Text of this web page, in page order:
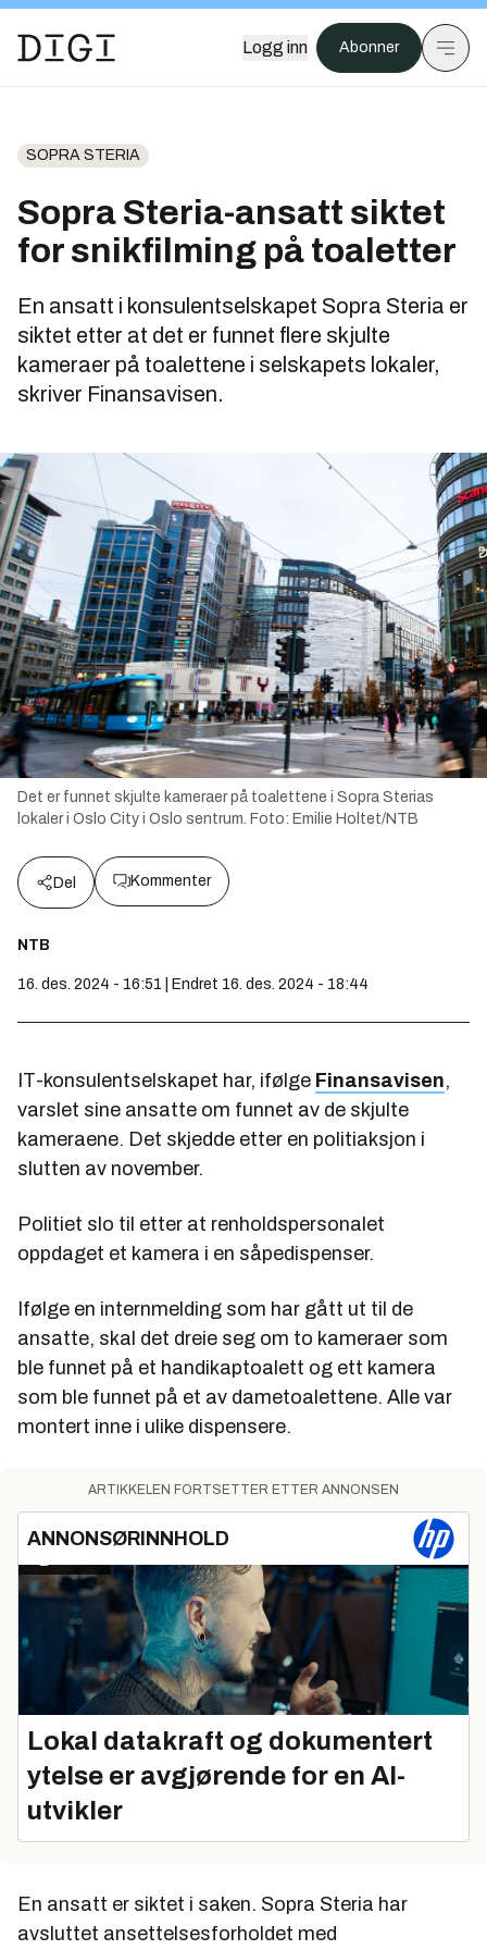
Logg inn Abonner
SOPRA STERIA
Sopra Steria-ansatt siktet
for snikfilming på toaletter
En ansatt i konsulentselskapet Sopra Steria er
siktet etter at det er funnet flere skjulte
kameraer på toalettene i selskapets lokaler,
skriver Finansavisen.
Det er funnet skjulte kameraer på toalettene i Sopra Sterias
lokaler i Oslo City i Oslo sentrum. Foto: Emilie Holtet/NTB
Del Kommenter
NTB
16. des. 2024 - 16:51 | Endret 16. des. 2024 - 18:44
IT-konsulentselskapet har, ifølge Finansavisen,
varslet sine ansatte om funnet av de skjulte
kameraene. Det skjedde etter en politiaksjon i
slutten av november.
Politiet slo til etter at renholdspersonalet
oppdaget et kamera i en såpedispenser.
Ifølge en internmelding som har gått ut til de
ansatte, skal det dreie seg om to kameraer som
ble funnet på et handikaptoalett og ett kamera
som ble funnet på et av dametoalettene. Alle var
montert inne i ulike dispensere.
ARTIKKELEN FORTSETTER ETTER ANNONSEN
ANNONSØRINNHOLD
Lokal datakraft og dokumentert
ytelse er avgjørende for en AI-
utvikler
En ansatt er siktet i saken. Sopra Steria har
avsluttet ansettelsesforholdet med